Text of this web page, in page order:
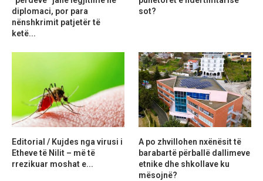
diplomaci, por para
nënshkrimit patjetër të
ketë...
sot?
Editorial / Kujdes nga virusi i
Etheve të Nilit – më të
rrezikuar moshat e...
A po zhvillohen nxënësit të
barabartë përballë dallimeve
etnike dhe shkollave ku
mësojnë?